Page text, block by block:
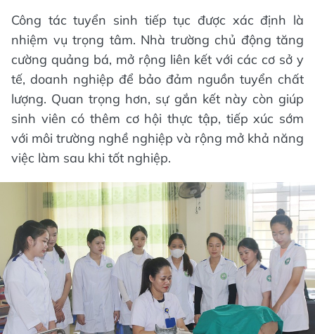
Công tác tuyển sinh tiếp tục được xác định là
nhiệm vụ trọng tâm. Nhà trường chủ động tăng
cường quảng bá, mở rộng liên kết với các cơ sở y
tế, doanh nghiệp để bảo đảm nguồn tuyển chất
lượng. Quan trọng hơn, sự gắn kết này còn giúp
sinh viên có thêm cơ hội thực tập, tiếp xúc sớm
với môi trường nghề nghiệp và rộng mở khả năng
việc làm sau khi tốt nghiệp.